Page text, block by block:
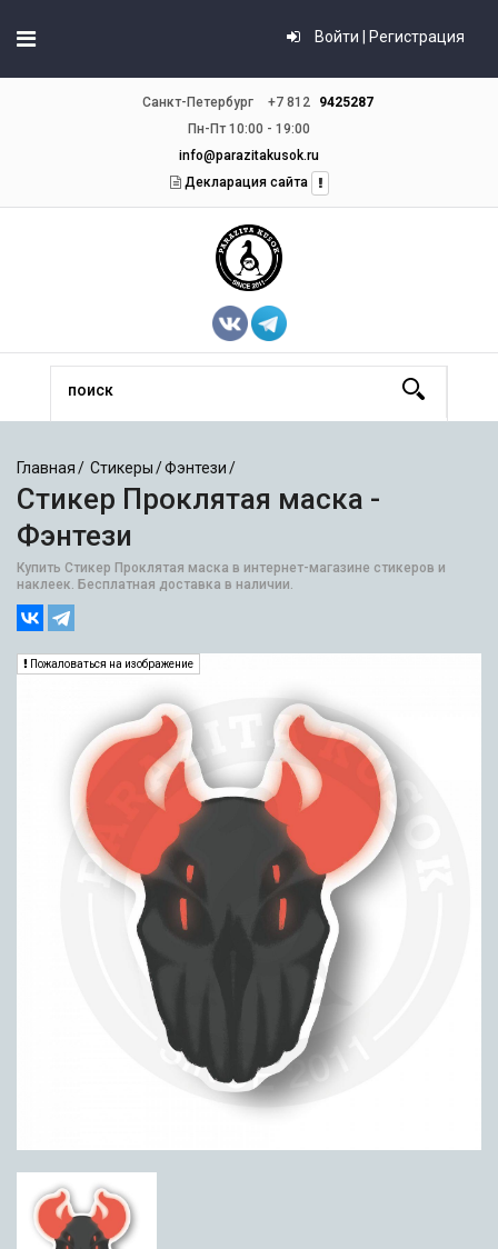
Войти | Регистрация
Санкт-Петербург +7 812
9425287
Пн-Пт 10:00 - 19:00
info@parazitakusok.ru
Декларация сайта
Главная Стикеры Фэнтези
Стикер Проклятая маска -
Фэнтези
Купить Стикер Проклятая маска в интернет-магазине стикеров и
наклеек. Бесплатная доставка в наличии.
Пожаловаться на изображение